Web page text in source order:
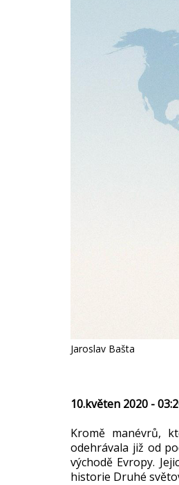
Jaroslav Bašta
10.květen 2020 -
Kromě manévrů,
odehrávala již od
východě Evropy.
historie Druhé